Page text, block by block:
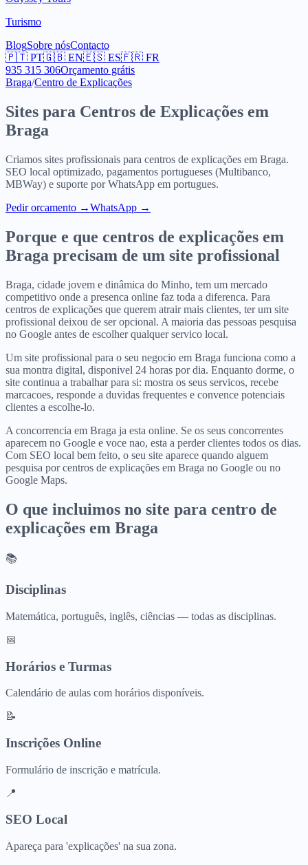
Turismo
BlogSobre nósContacto
🇵🇹 PT🇬🇧 EN🇪🇸 ES🇫🇷 FR
935 315 306Orçamento grátis
Braga/Centro de Explicações
Sites para Centros de Explicações em
Braga
Criamos sites profissionais para centros de explicações em Braga.
SEO local optimizado, pagamentos portugueses (Multibanco,
MBWay) e suporte por WhatsApp em portugues.
Pedir orcamento →WhatsApp →
Porque e que centros de explicações em
Braga precisam de um site profissional
Braga, cidade jovem e dinâmica do Minho, tem um mercado
competitivo onde a presenca online faz toda a diferenca. Para
centros de explicações que querem atrair mais clientes, ter um site
profissional deixou de ser opcional. A maioria das pessoas pesquisa
no Google antes de escolher qualquer servico local.
Um site profissional para o seu negocio em Braga funciona como a
sua montra digital, disponivel 24 horas por dia. Enquanto dorme, o
site continua a trabalhar para si: mostra os seus servicos, recebe
marcacoes, responde a duvidas frequentes e convence potenciais
clientes a escolhe-lo.
A concorrencia em Braga ja esta online. Se os seus concorrentes
aparecem no Google e voce nao, esta a perder clientes todos os dias.
Com SEO local bem feito, o seu site aparece quando alguem
pesquisa por centros de explicações em Braga no Google ou no
Google Maps.
O que incluimos no site para centro de
explicações em Braga
📚
Disciplinas
Matemática, português, inglês, ciências — todas as disciplinas.
📅
Horários e Turmas
Calendário de aulas com horários disponíveis.
📝
Inscrições Online
Formulário de inscrição e matrícula.
📍
SEO Local
Apareça para 'explicações' na sua zona.